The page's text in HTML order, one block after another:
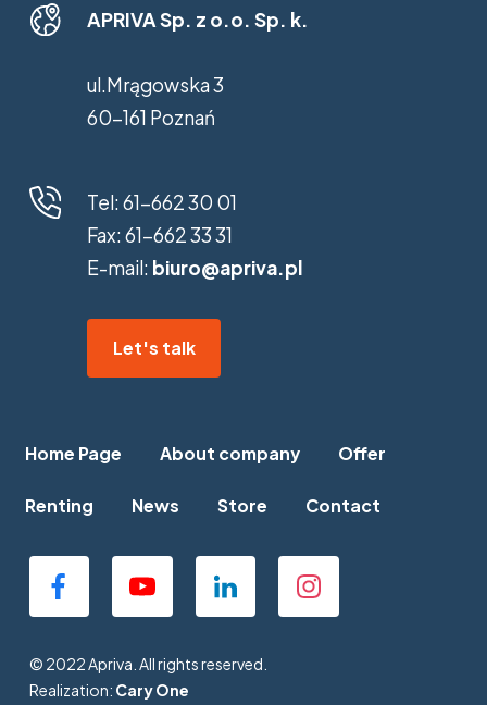
Home Page About company Offer
Renting News Store Contact
© 2022 Apriva. All rights reserved.
Realization: Cary One
APRIVA Sp. z o.o. Sp. k.
ul.Mrągowska 3
60-161 Poznań
Tel: 61-662 30 01
Fax: 61-662 33 31
E-mail: biuro@apriva.pl
Let's talk